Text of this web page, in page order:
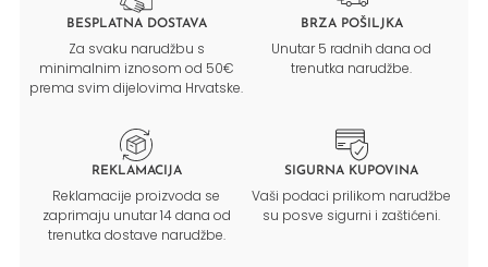
BESPLATNA DOSTAVA
Za svaku narudžbu s
minimalnim iznosom od 50€
prema svim dijelovima Hrvatske.
BRZA POŠILJKA
Unutar 5 radnih dana od
trenutka narudžbe.
REKLAMACIJA
Reklamacije proizvoda se
zaprimaju unutar 14 dana od
trenutka dostave narudžbe.
SIGURNA KUPOVINA
Vaši podaci prilikom narudžbe
su posve sigurni i zaštićeni.